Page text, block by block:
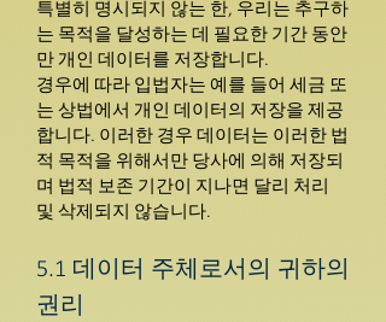
특별히 명시되지 않는 한, 우리는 추구하
는 목적을 달성하는 데 필요한 기간 동안
만 개인 데이터를 저장합니다.
경우에 따라 입법자는 예를 들어 세금 또
는 상법에서 개인 데이터의 저장을 제공
합니다. 이러한 경우 데이터는 이러한 법
적 목적을 위해서만 당사에 의해 저장되
며 법적 보존 기간이 지나면 달리 처리
및 삭제되지 않습니다.
5.1 데이터 주체로서의 귀하의
권리